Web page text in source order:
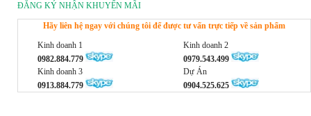
ĐĂNG KÝ NHẬN KHUYẾN MÃI
Hãy liên hệ ngay với chúng tôi để được tư vấn trực tiếp về sản phẩm
Kinh doanh 1
0982.884.779
Kinh doanh 2
0979.543.499
Kinh doanh 3
0913.884.779
Dự Án
0904.525.625